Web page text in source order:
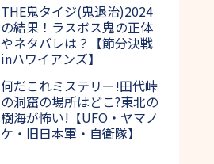
THE鬼タイジ(鬼退治)2024
の結果！ラスボス鬼の正体
やネタバレは？【節分決戦
inハワイアンズ】
何だこれミステリー!田代峠
の洞窟の場所はどこ?東北の
樹海が怖い!【UFO・ヤマノ
ケ・旧日本軍・自衛隊】